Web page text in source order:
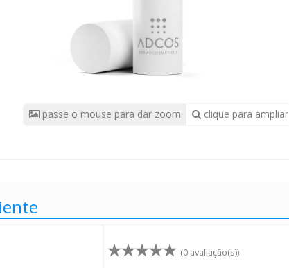
passe o mouse para dar zoom clique para ampliar
(0 avaliação(s))